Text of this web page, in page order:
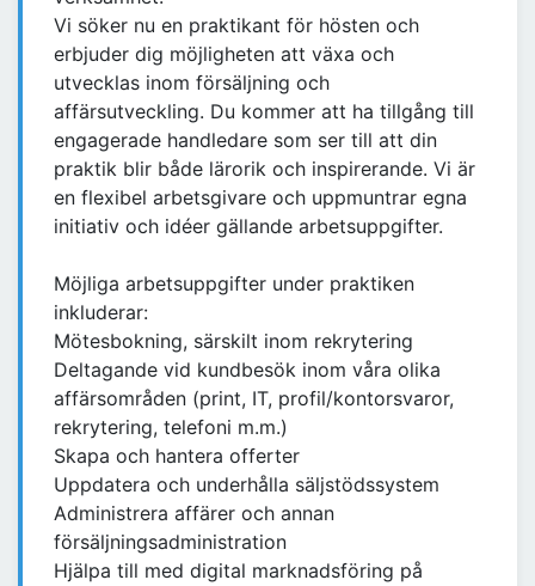
Vi söker nu en praktikant för hösten och
erbjuder dig möjligheten att växa och
utvecklas inom försäljning och
affärsutveckling. Du kommer att ha tillgång till
engagerade handledare som ser till att din
praktik blir både lärorik och inspirerande. Vi är
en flexibel arbetsgivare och uppmuntrar egna
initiativ och idéer gällande arbetsuppgifter.
Möjliga arbetsuppgifter under praktiken
inkluderar:
Mötesbokning, särskilt inom rekrytering
Deltagande vid kundbesök inom våra olika
affärsområden (print, IT, profil/kontorsvaror,
rekrytering, telefoni m.m.)
Skapa och hantera offerter
Uppdatera och underhålla säljstödssystem
Administrera affärer och annan
försäljningsadministration
Hjälpa till med digital marknadsföring på